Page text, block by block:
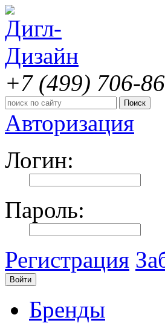
+7 (499) 706-
Авторизация
Логин:
Пароль:
Регистрация
Бренды